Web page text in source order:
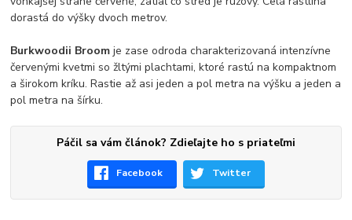
dorastá do výšky dvoch metrov.
Burkwoodii Broomje zase odroda charakterizovaná intenzívne
červenými kvetmi so žltými plachtami, ktoré rastú na kompaktnom
a širokom kríku. Rastie až asi jeden a pol metra na výšku a jeden a
pol metra na šírku.
Páčil sa vám článok? Zdieľajte ho s priateľmi
Facebook Twitter